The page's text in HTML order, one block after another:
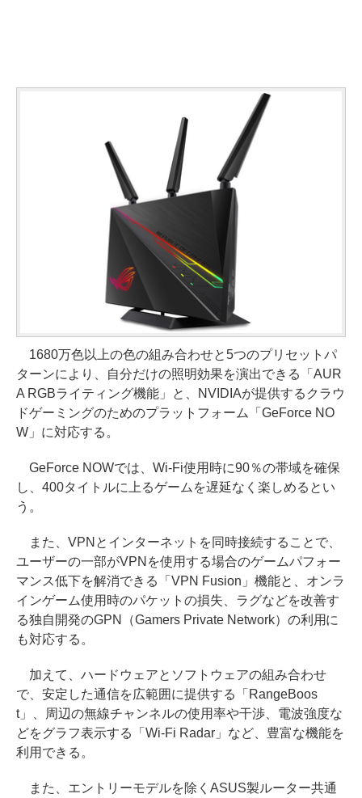
1680万色以上の色の組み合わせと5つのプリセットパ
ターンにより、自分だけの照明効果を演出できる「AUR
A RGBライティング機能」と、NVIDIAが提供するクラウ
ドゲーミングのためのプラットフォーム「GeForce NO
W」に対応する。
GeForce NOWでは、Wi-Fi使用時に90％の帯域を確保
し、400タイトルに上るゲームを遅延なく楽しめるとい
う。
また、VPNとインターネットを同時接続することで、
ユーザーの一部がVPNを使用する場合のゲームパフォー
マンス低下を解消できる「VPN Fusion」機能と、オンラ
インゲーム使用時のパケットの損失、ラグなどを改善す
る独自開発のGPN（Gamers Private Network）の利用に
も対応する。
加えて、ハードウェアとソフトウェアの組み合わせ
で、安定した通信を広範囲に提供する「RangeBoos
t」、周辺の無線チャンネルの使用率や干渉、電波強度な
どをグラフ表示する「Wi-Fi Radar」など、豊富な機能を
利用できる。
また、エントリーモデルを除くASUS製ルーター共通